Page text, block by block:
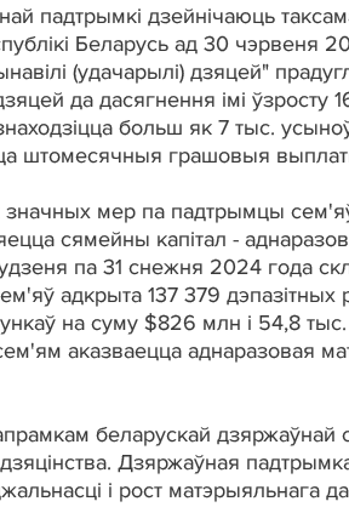
падтрымкі дзейнічаюць
Беларусь ад 30 чэрвеня
(удачарылі) дзяцей"
да дасягнення імі ўзросту
больш як 7 тыс.
штомесячныя грашовыя
мер па падтрымцы
сямейны капітал -
па 31 снежня 2024 года
адкрыта 137 379 дэпазітных
на суму $826 млн і 54,8
аказваецца аднаразовая
беларускай дзяржаўнай
Дзяржаўная
і рост матэрыяльнага